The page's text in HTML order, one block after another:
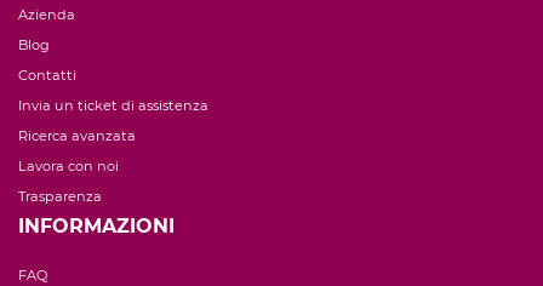
Azienda
Blog
Contatti
Invia un ticket di assistenza
Ricerca avanzata
Lavora con noi
Trasparenza
INFORMAZIONI
FAQ